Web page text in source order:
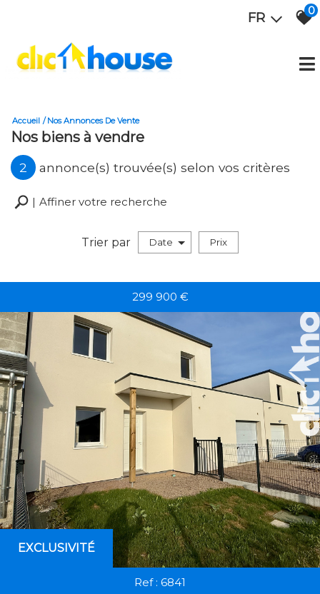
FR 0
Accueil Nos Annonces De Vente
Nos biens à vendre
2 annonce(s) trouvée(s) selon vos critères
Affiner votre recherche
5KM 25KM
Critères supplémentaires
RECHERCHER
+ de critères
+
Trier par Date Prix
EXCLUSIVITÉ
299 900 €
Ref : 6841